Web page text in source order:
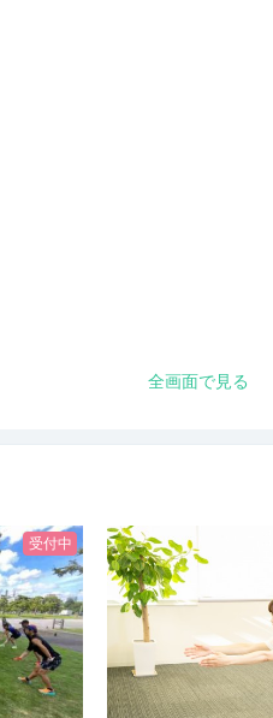
全画面で見る
受付中